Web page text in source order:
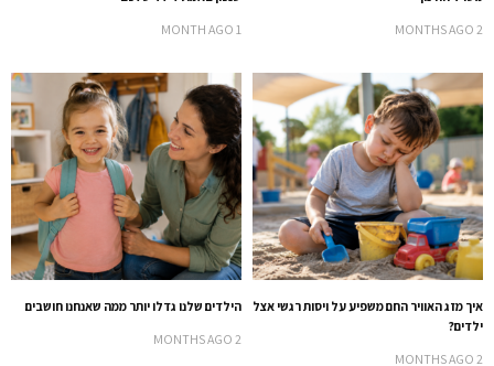
1 MONTH AGO
2 MONTHS AGO
הילדים שלנו גדלו יותר ממה שאנחנו חושבים
2 MONTHS AGO
איך מזג האוויר החם משפיע על ויסות רגשי אצל
ילדים?
2 MONTHS AGO